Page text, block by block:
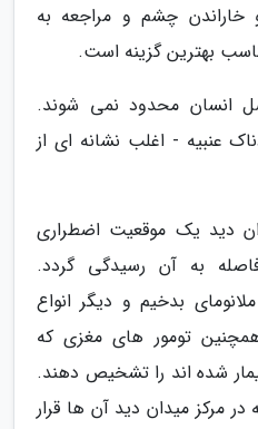
خاراندن چشم و مراجعه به
بهترین گزینه است.
انسان محدود نمی شوند.
عنبیه - اغلب نشانه ای از
دید یک موقعیت اضطراری
به آن رسیدگی گردد.
بدخیم و دیگر انواع
تومور های مغزی که
شده اند را تشخیص دهند.
در مرکز میدان دید آن ها قرار